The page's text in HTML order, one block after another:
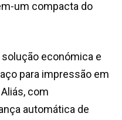
um compacta do
económica e
para impressão em
com
automática de